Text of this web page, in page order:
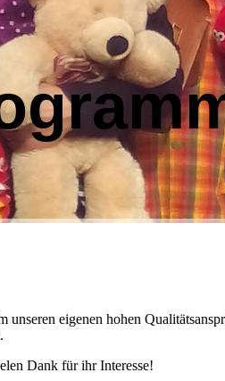
unseren eigenen hohen
Dank für ihr Interesse!